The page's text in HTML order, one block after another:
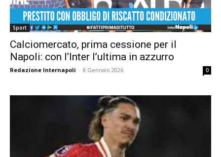
Sport
Calciomercato, prima cessione per il
Napoli: con l’Inter l’ultima in azzurro
Redazione Internapoli - 8 Gennaio 2026 0